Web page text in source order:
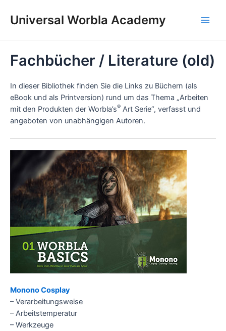
Universal Worbla Academy
Fachbücher / Literature (old)
In dieser Bibliothek finden Sie die Links zu Büchern (als
eBook und als Printversion) rund um das Thema „Arbeiten
mit den Produkten der Worbla’s® Art Serie“, verfasst und
angeboten von unabhängigen Autoren.
Monono Cosplay
– Verarbeitungsweise
– Arbeitstemperatur
– Werkzeuge